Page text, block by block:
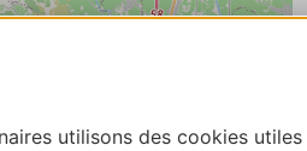
utilisons des cookies utiles